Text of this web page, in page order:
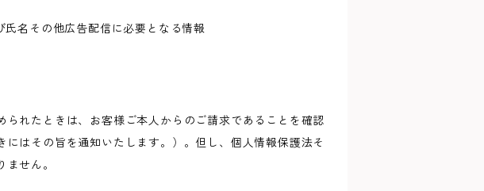
名その他広告配信に必要となる情報
れたときは、お客様ご本人からのご請求であることを確認
はその旨を通知いたします。）。但し、個人情報保護法そ
せん。